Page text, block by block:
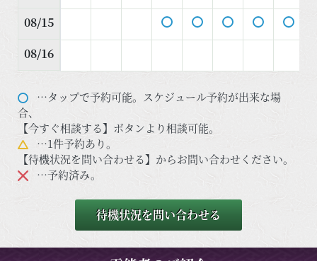
08/15
08/16
…タップで予約可能。スケジュール予約が出来な場
合、
【今すぐ相談する】ボタンより相談可能。
…1件予約あり。
【待機状況を問い合わせる】からお問い合わせください。
…予約済み。
待機状況を問い合わせる